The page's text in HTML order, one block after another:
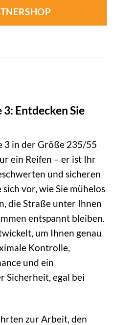
Entdecken Sie
3 in der Größe 235/55
ein Reifen – er ist Ihr
und sicheren
vor, wie Sie mühelos
die Straße unter Ihnen
entspannt bleiben.
um Ihnen genau
Kontrolle,
und ein
Sicherheit, egal bei
zur Arbeit, den